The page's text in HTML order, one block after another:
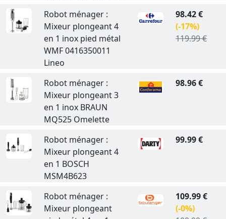
Robot ménager :
Mixeur plongeant 4
en 1 inox pied métal
WMF 0416350011
Lineo
98.42 €
(-17%)
119.99 €
Robot ménager :
Mixeur plongeant 3
en 1 inox BRAUN
MQ525 Omelette
98.96 €
Robot ménager :
Mixeur plongeant 4
en 1 BOSCH
MSM4B623
99.99 €
Robot ménager :
Mixeur plongeant
109.99 €
(-0%)